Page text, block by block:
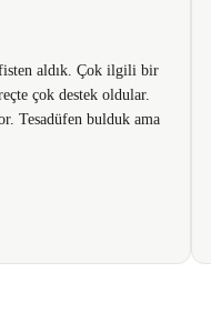
aldık. Çok ilgili bir
çok destek oldular.
Tesadüfen bulduk ama